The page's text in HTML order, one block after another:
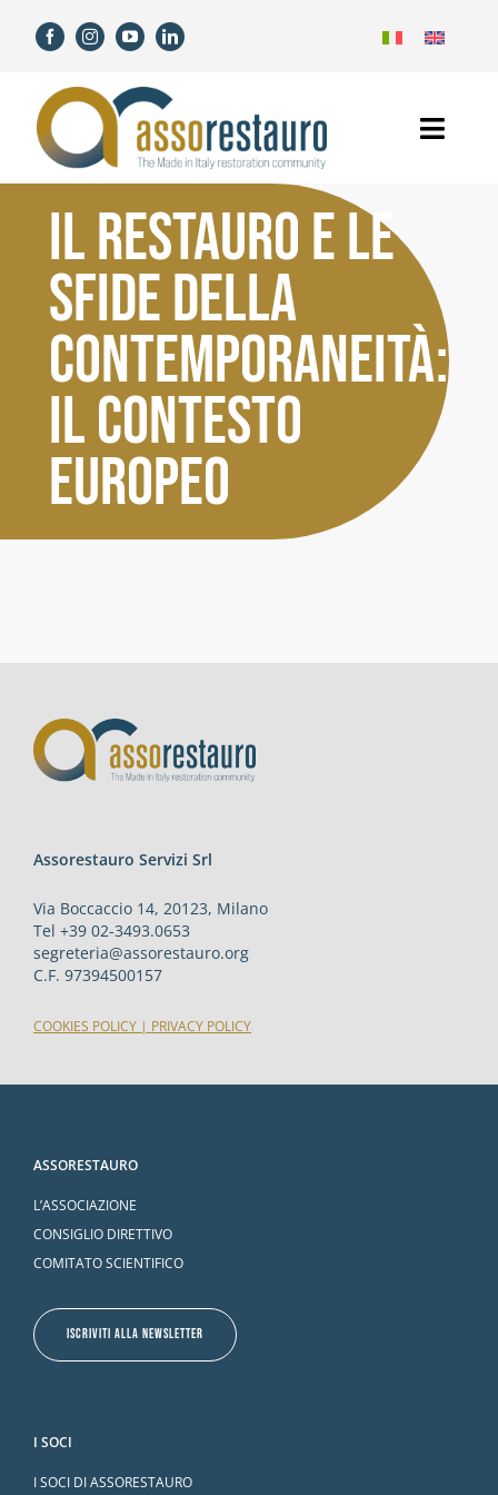
contenuto
Home
Assorestauro
Soci
Servizi
Novità
IL RESTAURO E LE
SFIDE DELLA
CONTEMPORANEITÀ:
IL CONTESTO
EUROPEO
Assorestauro Servizi Srl
Via Boccaccio 14, 20123, Milano
Tel +39 02-3493.0653
segreteria@assorestauro.org
C.F. 97394500157
COOKIES POLICY | PRIVACY POLICY
ASSORESTAURO
L’ASSOCIAZIONE
CONSIGLIO DIRETTIVO
COMITATO SCIENTIFICO
ISCRIVITI ALLA NEWSLETTER
I SOCI
I SOCI DI ASSORESTAURO